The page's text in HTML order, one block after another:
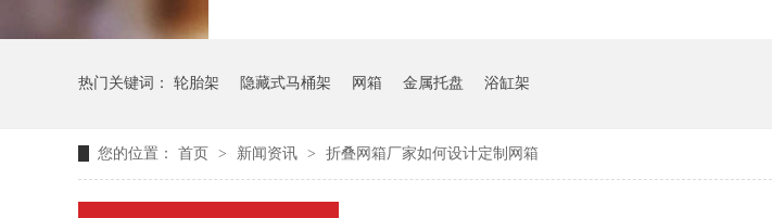
热门关键词： 轮胎架 隐藏式马桶架 网箱 金属托盘 浴缸架
您的位置： 首页 > 新闻资讯 > 折叠网箱厂家如何设计定制网箱